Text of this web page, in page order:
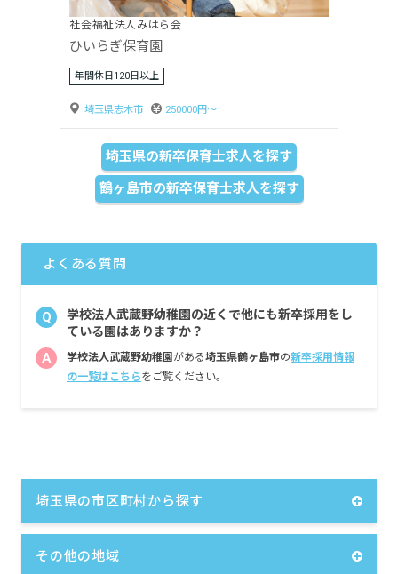
社会福祉法人優愛会（クマさん保育所グループ）
西川口クマさん保育所
年間休日120日以上
埼玉県川口市 285000円〜
埼玉県の新卒保育士求人を探す
鶴ヶ島市の新卒保育士求人を探す
よくある質問
Q
学校法人武蔵野幼稚園の近くで他にも新卒採用をし
ている園はありますか？
A 学校法人武蔵野幼稚園がある埼玉県鶴ヶ島市の新卒採用情報
の一覧はこちらをご覧ください。
埼玉県の市区町村から探す
その他の地域